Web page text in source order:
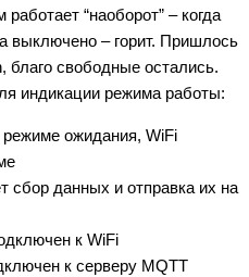
“наоборот” – когда
выключено – горит. Пришлось
благо свободные остались.
индикации режима работы:
режиме ожидания, WiFi
сбор данных и отправка их на
к WiFi
к серверу MQTT